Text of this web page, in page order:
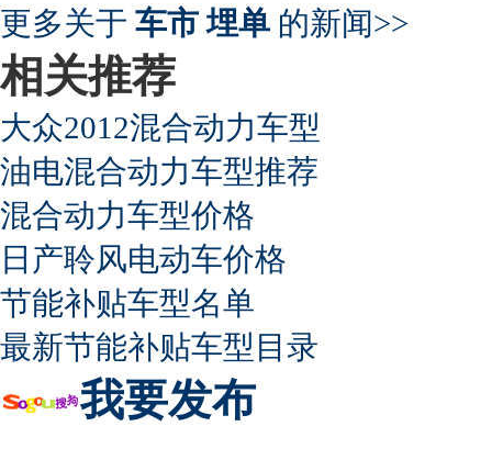
更多关于 车市 埋单 的新闻>>
相关推荐
大众2012混合动力车型
油电混合动力车型推荐
混合动力车型价格
日产聆风电动车价格
节能补贴车型名单
最新节能补贴车型目录
我要发布